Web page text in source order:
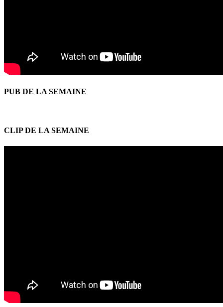
PUB DE LA SEMAINE
CLIP DE LA SEMAINE